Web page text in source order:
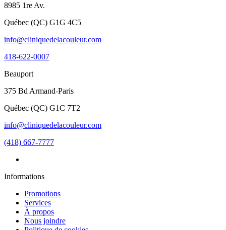
8985 1re Av.
Québec (QC) G1G 4C5
info@cliniquedelacouleur.com
418-622-0007
Beauport
375 Bd Armand-Paris
Québec (QC) G1C 7T2
info@cliniquedelacouleur.com
(418) 667-7777
Informations
Promotions
Services
À propos
Nous joindre